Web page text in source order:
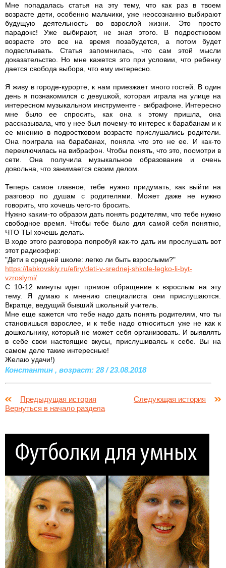
Мне попадалась статья на эту тему, что как раз в твоем
возрасте дети, особенно мальчики, уже неосознанно выбирают
будущую деятельность во взрослой жизни. Это просто
парадокс! Уже выбирают, не зная этого. В подростковом
возрасте это все на время позабудется, а потом будет
подвсплывать. Статья запомнилась, что сам этой мысли
доказательство. Но мне кажется это при условии, что ребенку
дается свобода выбора, что ему интересно.
Я живу в городе-курорте, к нам приезжает много гостей. В один
день я познакомился с девушкой, которая играла на улице на
интересном музыкальном инструменте - вибрафоне. Интересно
мне было ее спросить, как она к этому пришла, она
рассказывала, что у нее был почему-то интерес к барабанам и к
ее мнению в подростковом возрасте прислушались родители.
Она поиграла на барабанах, поняла что это не ее. И как-то
переключилась на вибрафон. Чтобы понять, что это, посмотри в
сети. Она получила музыкальное образование и очень
довольна, что занимается своим делом.
Теперь самое главное, тебе нужно придумать, как выйти на
разговор по душам с родителями. Может даже не нужно
говорить, что хочешь чего-то бросить.
Нужно каким-то образом дать понять родителям, что тебе нужно
свободное время. Чтобы тебе было для самой себя понятно,
ЧТО ТЫ хочешь делать.
В ходе этого разговора попробуй как-то дать им прослушать вот
этот радиоэфир:
"Дети в средней школе: легко ли быть взрослыми?"
https://labkovskiy.ru/efiry/deti-v-srednej-shkole-legko-li-byt-
vzroslymi/
С 10-12 минуты идет прямое обращение к взрослым на эту
тему. Я думаю к мнению специалиста они прислушаются.
Вкратце, ведущий бывший школьный учитель.
Мне еще кажется что тебе надо дать понять родителям, что ты
становишься взрослее, и к тебе надо относиться уже не как к
дошкольнику, который не может себя организовать. И выявлять
в себе свои настоящие вкусы, прислушиваясь к себе. Вы на
самом деле такие интересные!
Желаю удачи!)
Константин , возраст: 28 / 23.08.2018
Предыдущая история
Следующая история
Вернуться в начало раздела